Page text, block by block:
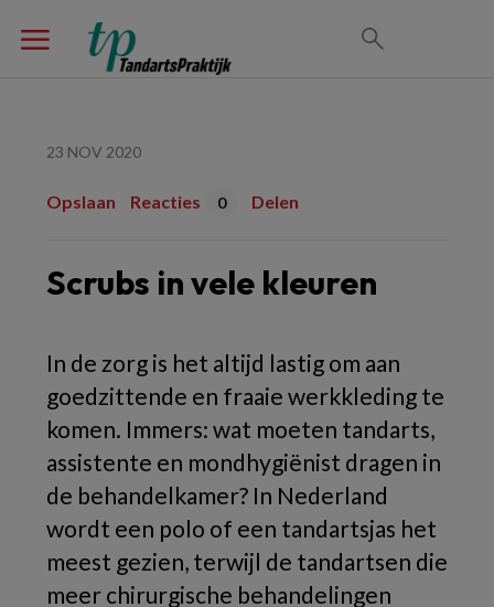
23 NOV 2020
Opslaan Reacties 0 Delen
Scrubs in vele kleuren
In de zorg is het altijd lastig om aan
goedzittende en fraaie werkkleding te
komen. Immers: wat moeten tandarts,
assistente en mondhygiënist dragen in
de behandelkamer? In Nederland
wordt een polo of een tandartsjas het
meest gezien, terwijl de tandartsen die
meer chirurgische behandelingen